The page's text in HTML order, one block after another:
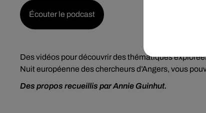
Écouter le podcast
Des vidéos pour découvrir des thématiques
Nuit européenne des chercheurs d’Angers, vous
Des propos recueillis par Annie Guinhut.